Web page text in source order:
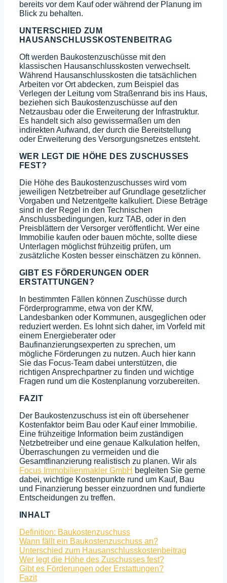
bereits vor dem Kauf oder während der Planung im
Blick zu behalten.
UNTERSCHIED ZUM
HAUSANSCHLUSSKOSTENBEITRAG
Oft werden Baukostenzuschüsse mit den
klassischen Hausanschlusskosten verwechselt.
Während Hausanschlusskosten die tatsächlichen
Arbeiten vor Ort abdecken, zum Beispiel das
Verlegen der Leitung vom Straßenrand bis ins Haus,
beziehen sich Baukostenzuschüsse auf den
Netzausbau oder die Erweiterung der Infrastruktur.
Es handelt sich also gewissermaßen um den
indirekten Aufwand, der durch die Bereitstellung
oder Erweiterung des Versorgungsnetzes entsteht.
WER LEGT DIE HÖHE DES ZUSCHUSSES
FEST?
Die Höhe des Baukostenzuschusses wird vom
jeweiligen Netzbetreiber auf Grundlage gesetzlicher
Vorgaben und Netzentgelte kalkuliert. Diese Beträge
sind in der Regel in den Technischen
Anschlussbedingungen, kurz TAB, oder in den
Preisblättern der Versorger veröffentlicht. Wer eine
Immobilie kaufen oder bauen möchte, sollte diese
Unterlagen möglichst frühzeitig prüfen, um
zusätzliche Kosten besser einschätzen zu können.
GIBT ES FÖRDERUNGEN ODER
ERSTATTUNGEN?
In bestimmten Fällen können Zuschüsse durch
Förderprogramme, etwa von der KfW,
Landesbanken oder Kommunen, ausgeglichen oder
reduziert werden. Es lohnt sich daher, im Vorfeld mit
einem Energieberater oder
Baufinanzierungsexperten zu sprechen, um
mögliche Förderungen zu nutzen. Auch hier kann
Sie das Focus-Team dabei unterstützen, die
richtigen Ansprechpartner zu finden und wichtige
Fragen rund um die Kostenplanung vorzubereiten.
FAZIT
Der Baukostenzuschuss ist ein oft übersehener
Kostenfaktor beim Bau oder Kauf einer Immobilie.
Eine frühzeitige Information beim zuständigen
Netzbetreiber und eine genaue Kalkulation helfen,
Überraschungen zu vermeiden und die
Gesamtfinanzierung realistisch zu planen. Wir als
Focus Immobilienmakler GmbH begleiten Sie gerne
dabei, wichtige Kostenpunkte rund um Kauf, Bau
und Finanzierung besser einzuordnen und fundierte
Entscheidungen zu treffen.
INHALT
Definition: Baukostenzuschuss
Wann fällt ein Baukostenzuschuss an?
Unterschied zum Hausanschlusskostenbeitrag
Wer legt die Höhe des Zuschusses fest?
Gibt es Förderungen oder Erstattungen?
Fazit